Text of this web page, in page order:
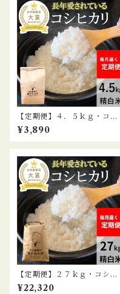
【定期便】４．５ｋｇ・コシ
ヒカリ精白米
¥3,890
【定期便】２７ｋｇ・コシヒ
カリ精白米
¥22,320